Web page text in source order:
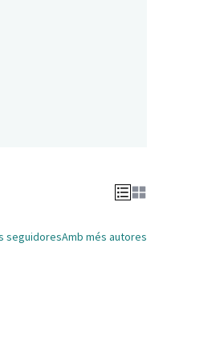
seguidoresAmb més autores